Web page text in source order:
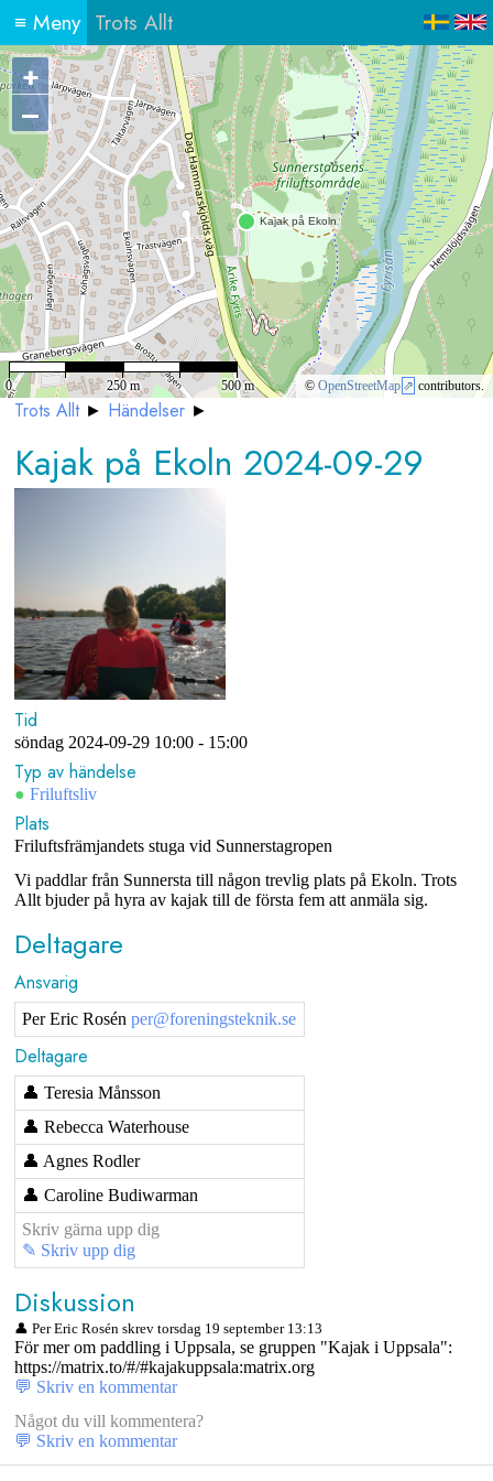
≡Meny Trots Allt
+
–
© OpenStreetMap contributors.
0 250 m 500 m
Trots Allt► Händelser►
Kajak på Ekoln 2024-09-29
Tid
söndag 2024-09-2910:00 - 15:00
Typ av händelse
● Friluftsliv
Plats
Friluftsfrämjandets stuga vid Sunnerstagropen
Vi paddlar från Sunnersta till någon trevlig plats på Ekoln. Trots
Allt bjuder på hyra av kajak till de första fem att anmäla sig.
Deltagare
Ansvarig
Per Eric Rosénper@foreningsteknik.se
Deltagare
👤 Teresia Månsson
👤 Rebecca Waterhouse
👤 Agnes Rodler
👤 Caroline Budiwarman
Skriv gärna upp dig
✎ Skriv upp dig
Diskussion
👤 Per Eric Rosén skrev torsdag 19 september 13:13
För mer om paddling i Uppsala, se gruppen "Kajak i Uppsala":
https://matrix.to/#/#kajakuppsala:matrix.org
💬 Skriv en kommentar
Något du vill kommentera?
💬 Skriv en kommentar